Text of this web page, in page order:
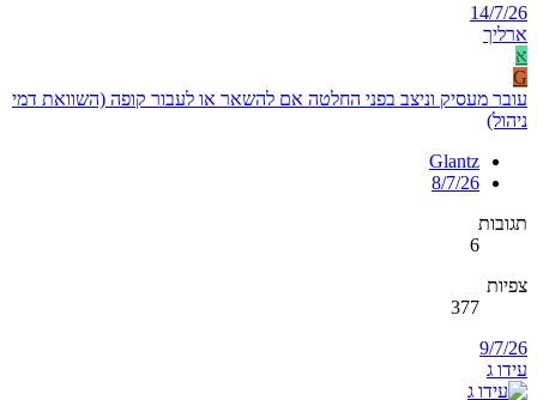
14/7/26
ארליך
א
G
עובר מעסיק וניצב בפני החלטה אם להשאר או לעבור קופה (השוואת דמי
ניהול)
Glantz
8/7/26
תגובות
6
צפיות
377
9/7/26
עידו ג